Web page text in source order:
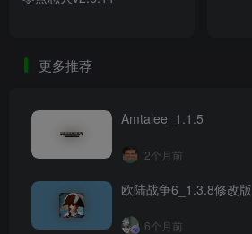
更多推荐
Amtalee_1.1.5
2个月前
欧陆战争6_1.3.8修改版
6个月前